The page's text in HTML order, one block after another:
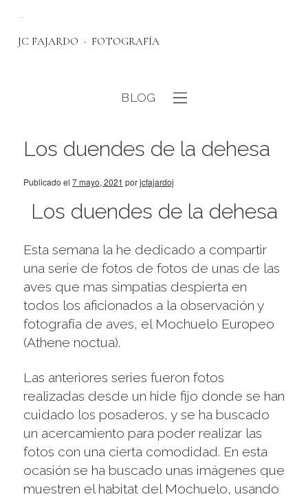
JC FAJARDO FOTOGRAFÍA
BLOG
Los duendes de la dehesa
Publicado el 7 mayo, 2021 porjcfajardoj
Los duendes de la dehesa
Esta semana la he dedicado a compartir
una serie de fotos de fotos de unas de las
aves que mas simpatias despierta en
todos los aficionados a la observación y
fotografía de aves, el Mochuelo Europeo
(Athene noctua).
Las anteriores series fueron fotos
realizadas desde un hide fijo donde se han
cuidado los posaderos, y se ha buscado
un acercamiento para poder realizar las
fotos con una cierta comodidad. En esta
ocasión se ha buscado unas imágenes que
muestren el habitat del Mochuelo, usando